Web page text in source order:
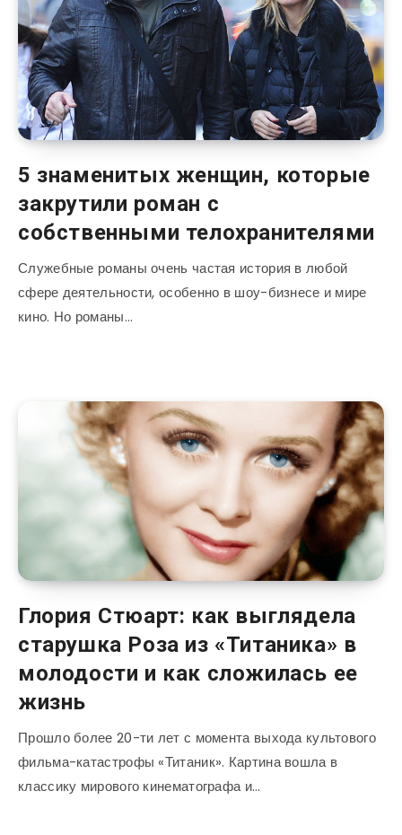
5 знаменитых женщин, которые
закрутили роман с
собственными телохранителями
Служебные романы очень частая история в любой
сфере деятельности, особенно в шоу-бизнесе и мире
кино. Но романы…
Глория Стюарт: как выглядела
старушка Роза из «Титаника» в
молодости и как сложилась ее
жизнь
Прошло более 20-ти лет с момента выхода культового
фильма-катастрофы «Титаник». Картина вошла в
классику мирового кинематографа и…